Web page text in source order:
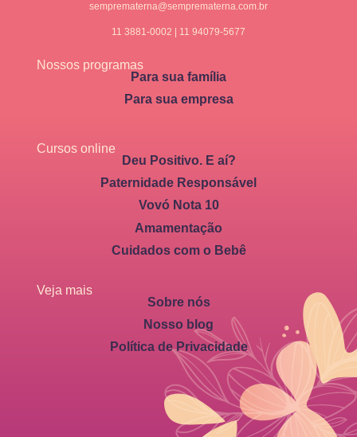
semprematerna@semprematerna.com.br
11 3881-0002 | 11 94079-5677
Nossos programas
Para sua família
Para sua empresa
Cursos online
Deu Positivo. E aí?
Paternidade Responsável
Vovó Nota 10
Amamentação
Cuidados com o Bebê
Veja mais
Sobre nós
Nosso blog
Política de Privacidade